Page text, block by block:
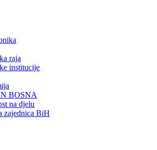
raja
institucije
BOSNA
na djelu
zajednica BiH